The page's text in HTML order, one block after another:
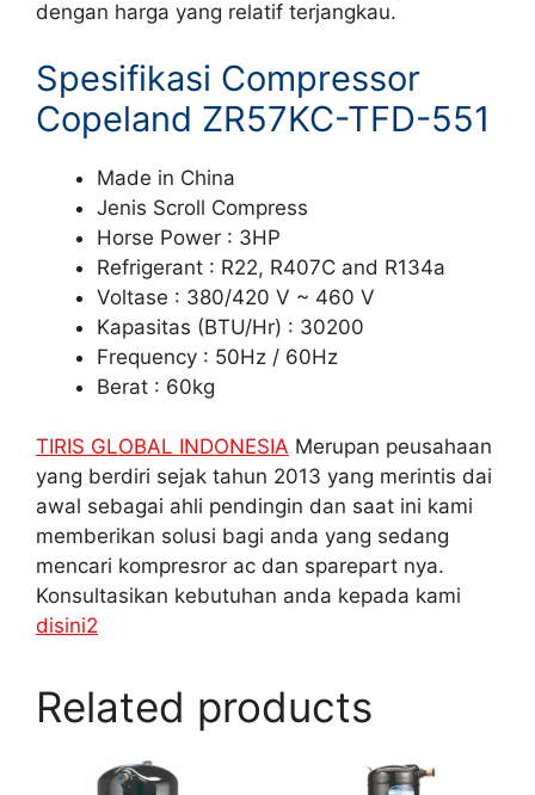
dengan harga yang relatif terjangkau.
Spesifikasi Compressor
Copeland ZR57KC-TFD-551
Made in China
Jenis Scroll Compress
Horse Power : 3HP
Refrigerant : R22, R407C and R134a
Voltase : 380/420 V ~ 460 V
Kapasitas (BTU/Hr) : 30200
Frequency : 50Hz / 60Hz
Berat : 60kg
TIRIS GLOBAL INDONESIA Merupan peusahaan
yang berdiri sejak tahun 2013 yang merintis dai
awal sebagai ahli pendingin dan saat ini kami
memberikan solusi bagi anda yang sedang
mencari kompresror ac dan sparepart nya.
Konsultasikan kebutuhan anda kepada kami
disini2
Related products